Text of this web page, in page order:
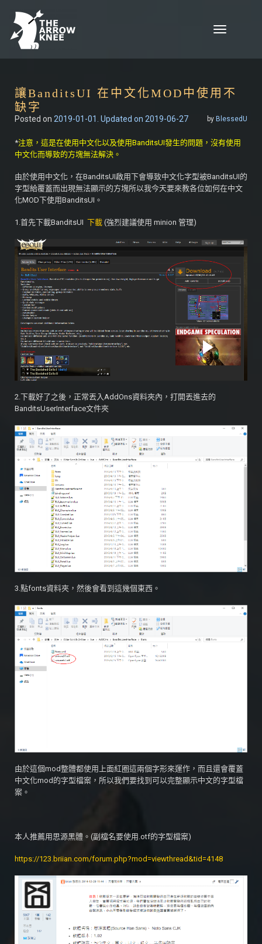
Skip to content
Toggle
讓BanditsUI 在中文化MOD中使用不
缺字
Posted on 2019-01-01 . Updated on 2019-06-27 by BlessedU
*注意，這是在使用中文化以及使用BanditsUI發生的問題，沒有使用
中文化而導致的方塊無法解決。
由於使用中文化，在BanditsUI啟用下會導致中文化字型被BanditsUI的
字型給覆蓋而出現無法顯示的方塊所以我今天要來教各位如何在中文
化MOD下使用BanditsUI。
1.首先下載BanditsUI 下載 (強烈建議使用 minion 管理)
2.下載好了之後，正常丟入AddOns資料夾內，打開丟進去的
BanditsUserInterface文件夾
3.點fonts資料夾，然後會看到這幾個東西。
由於這個mod整體都使用上面紅圈這兩個字形來運作，而且還會覆蓋
中文化mod的字型檔案，所以我們要找到可以完整顯示中文的字型檔
案。
本人推薦用思源黑體。(副檔名要使用.otf的字型檔案)
https://123.briian.com/forum.php?mod=viewthread&tid=4148